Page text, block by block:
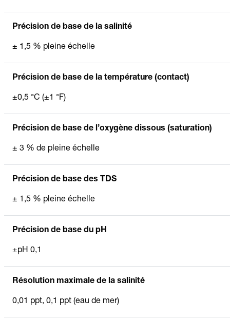
Précision de base de la salinité
± 1,5 % pleine échelle
Précision de base de la température (contact)
±0,5 °C (±1 °F)
Précision de base de l’oxygène dissous (saturation)
± 3 % de pleine échelle
Précision de base des TDS
± 1,5 % pleine échelle
Précision de base du pH
±pH 0,1
Résolution maximale de la salinité
0,01 ppt, 0,1 ppt (eau de mer)